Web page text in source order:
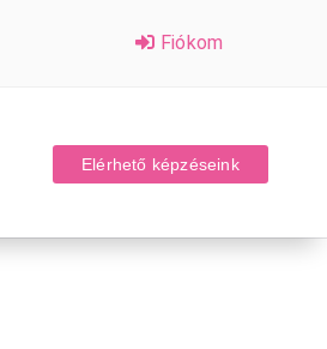
Fiókom
Elérhető képzéseink